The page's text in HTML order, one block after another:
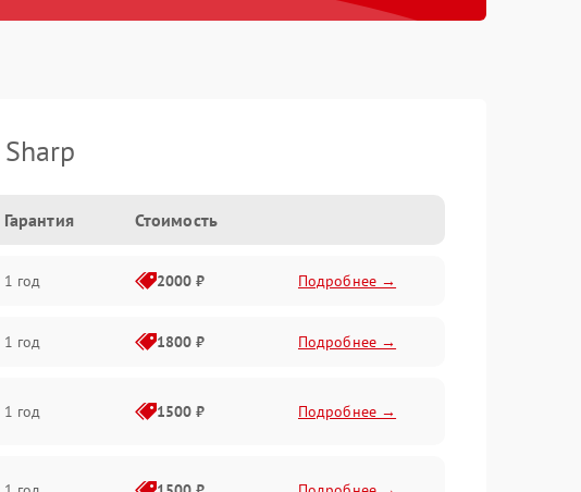
Гарантия Стоимость
1 год 2000 ₽ Подробнее →
1 год 1800 ₽ Подробнее →
1 год 1500 ₽ Подробнее →